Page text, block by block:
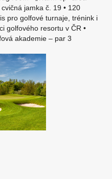
jamka č. 19 • 120
pro golfové turnaje, trénink i
golfového resortu v ČR •
akademie – par 3